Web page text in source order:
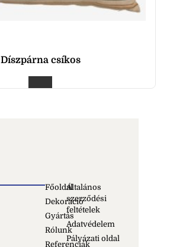
Díszpárna csíkos
Főoldal
Dekoráció
Gyártás
Rólunk
Referenciák
Általános
szerződési
feltételek
Adatvédelem
Pályázati oldal